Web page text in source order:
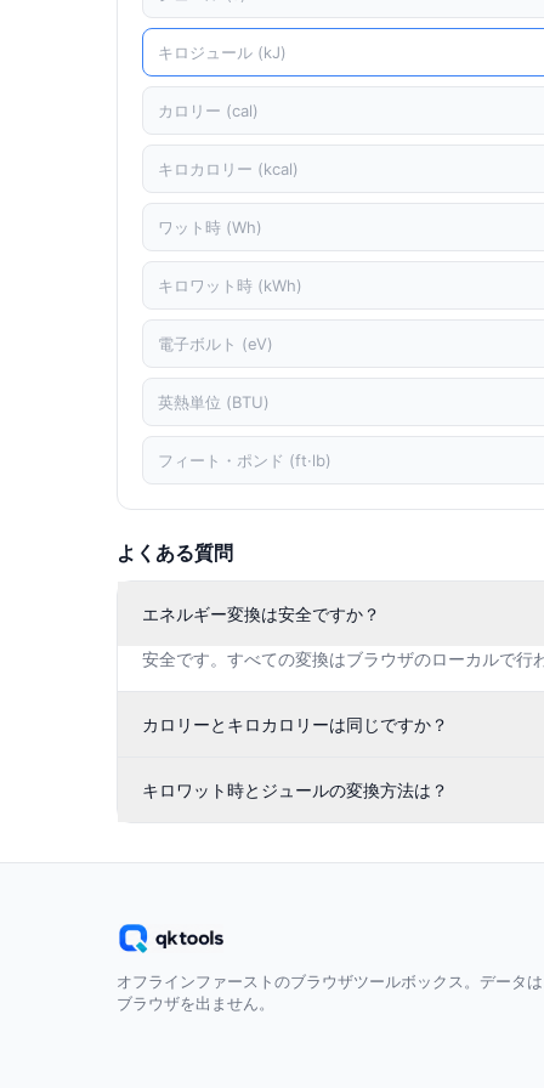
キロジュール (kJ)
カロリー (cal)
キロカロリー (kcal)
ワット時 (Wh)
キロワット時 (kWh)
電子ボルト (eV)
英熱単位 (BTU)
フィート・ポンド (ft·lb)
よくある質問
エネルギー変換は安全ですか？
安全です。すべての変換はブラウザのローカルで
カロリーとキロカロリーは同じですか？
キロワット時とジュールの変換方法は？
オフラインファーストのブラウザツールボックス。データは
ブラウザを出ません。